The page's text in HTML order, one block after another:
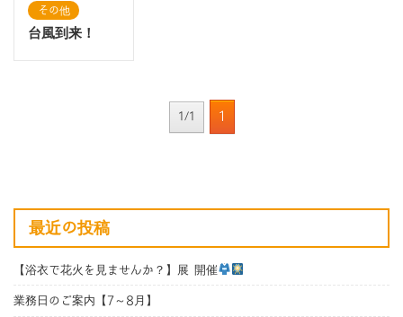
その他
台風到来！
1/1 1
最近の投稿
【浴衣で花火を見ませんか？】展 開催
業務日のご案内【7～8月】